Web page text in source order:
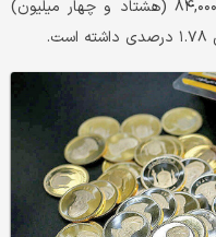
سکه امامی، امروز به ۸۴,۰۰۰,۰۰۰ (هشتاد و چهار میلیون)